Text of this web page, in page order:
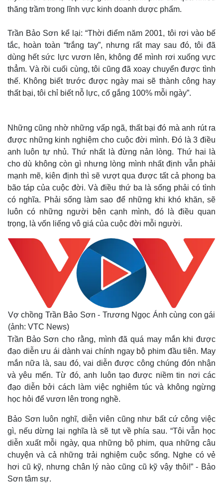
Thế giới
Cuộc sống đó đây
Hồ sơ
Multimedia
Ảnh
E-Magazine
Infographic
thăng trầm trong lĩnh vực kinh doanh dược phẩm.
Trần Bảo Sơn kể lại: “Thời điểm năm 2001, tôi rơi vào bế
tắc, hoàn toàn “trắng tay”, nhưng rất may sau đó, tôi đã
dùng hết sức lực vươn lên, không để mình rơi xuống vực
thẳm. Và rồi cuối cùng, tôi cũng đã xoay chuyển được tình
thế. Không biết trước được ngày mai sẽ thành công hay
thất bại, tôi chỉ biết nỗ lực, cố gắng 100% mỗi ngày”.
Những cũng nhờ những vấp ngã, thất bại đó mà anh rút ra
được những kinh nghiệm cho cuộc đời mình. Đó là 3 điều
anh luôn tự nhủ. Thứ nhất là đừng nản lòng. Thứ hai là
cho dù không còn gì nhưng lòng mình nhất định vẫn phải
mạnh mẽ, kiên định thì sẽ vượt qua được tất cả phong ba
bão táp của cuộc đời. Và điều thứ ba là sống phải có tình
có nghĩa. Phải sống làm sao để những khi khó khăn, sẽ
luôn có những người bên cạnh mình, đó là điều quan
trọng, là vốn liếng vô giá của cuộc đời mỗi người.
Vợ chồng Trần Bảo Sơn - Trương Ngọc Ánh cùng con gái
(ảnh: VTC News)
Trần Bảo Sơn cho rằng, mình đã quá may mắn khi được
đạo diễn ưu ái dành vai chính ngay bộ phim đầu tiên. May
mắn nữa là, sau đó, vai diễn được công chúng đón nhận
và yêu mến. Từ đó, anh luôn tạo được niềm tin nơi các
đạo diễn bởi cách làm việc nghiêm túc và không ngừng
học hỏi để vươn lên trong nghề.
Bảo Sơn luôn nghĩ, diễn viên cũng như bất cứ công việc
gì, nếu dừng lại nghĩa là sẽ tụt về phía sau. “Tôi vẫn học
diễn xuất mỗi ngày, qua những bộ phim, qua những câu
chuyện và cả những trải nghiệm cuộc sống. Nghe có vẻ
hơi cũ kỹ, nhưng chân lý nào cũng cũ kỹ vậy thôi!” - Bảo
Sơn tâm sự.